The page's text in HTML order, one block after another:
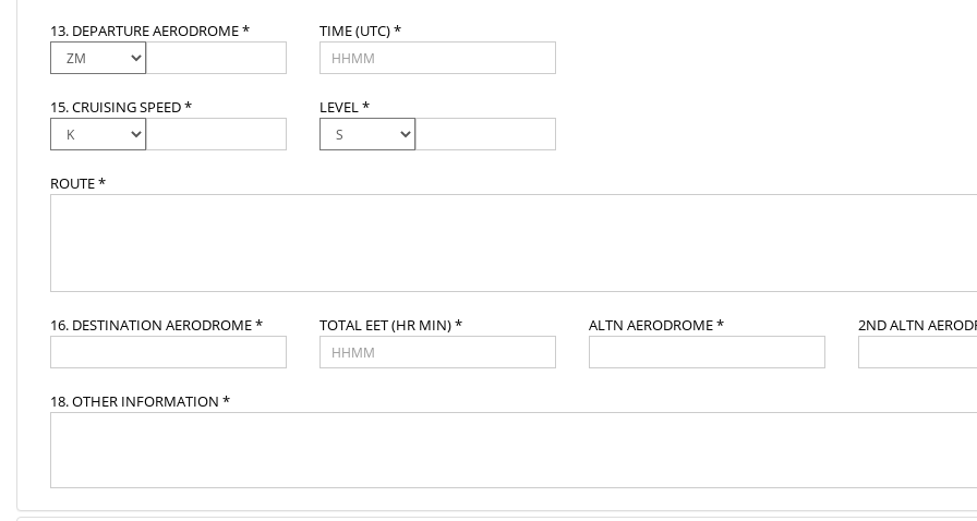
13. DEPARTURE AERODROME * TIME (UTC) *
15. CRUISING SPEED * LEVEL *
ROUTE *
16. DESTINATION AERODROME * TOTAL EET (HR MIN) * ALTN AERODROME * 2ND ALTN
18. OTHER INFORMATION *